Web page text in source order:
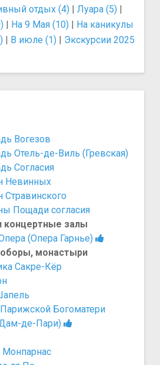
отдых (4) | Луара (5) |
| На 9 Мая (10) | На каникулы
| В июле (1) | Экскурсии 2025
Вогезов
Отель-де-Виль (Гревская)
Согласия
Невинных
Стравинского
Пощади согласия
концертные залы
(Опера Гарнье)
монастыри
Сакре-Кёр
Богоматери
де-Пари)